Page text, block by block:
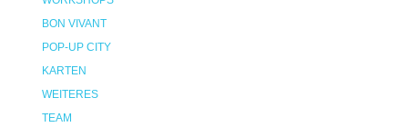
BON VIVANT
POP-UP CITY
KARTEN
WEITERES
TEAM